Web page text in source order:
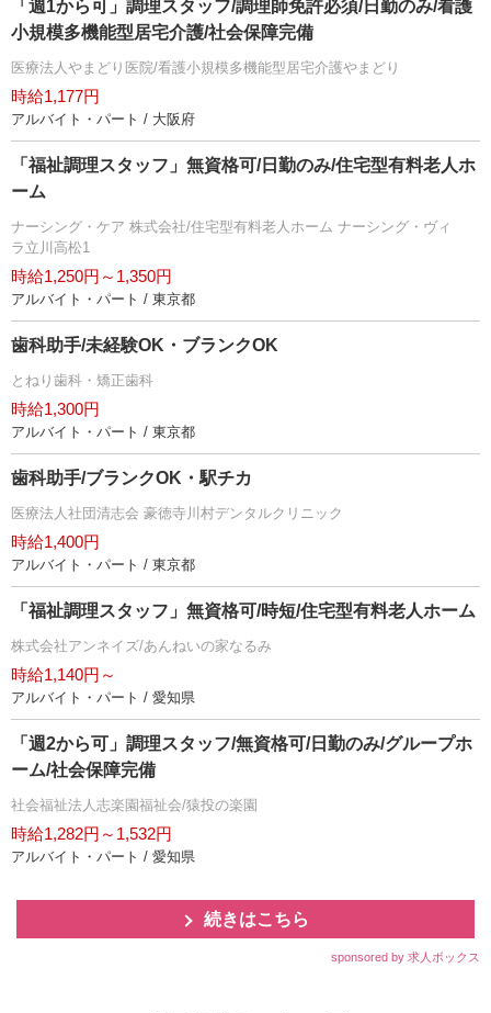
「週1から可」調理スタッフ/調理師免許必須/日勤のみ/看護
小規模多機能型居宅介護/社会保障完備
医療法人やまどり医院/看護小規模多機能型居宅介護やまどり
時給1,177円
アルバイト・パート / 大阪府
「福祉調理スタッフ」無資格可/日勤のみ/住宅型有料老人ホ
ーム
ナーシング・ケア 株式会社/住宅型有料老人ホーム ナーシング・ヴィ
ラ立川高松1
時給1,250円～1,350円
アルバイト・パート / 東京都
歯科助手/未経験OK・ブランクOK
とねり歯科・矯正歯科
時給1,300円
アルバイト・パート / 東京都
歯科助手/ブランクOK・駅チカ
医療法人社団清志会 豪徳寺川村デンタルクリニック
時給1,400円
アルバイト・パート / 東京都
「福祉調理スタッフ」無資格可/時短/住宅型有料老人ホーム
株式会社アンネイズ/あんねいの家なるみ
時給1,140円～
アルバイト・パート / 愛知県
「週2から可」調理スタッフ/無資格可/日勤のみ/グループホ
ーム/社会保障完備
社会福祉法人志楽園福祉会/猿投の楽園
時給1,282円～1,532円
アルバイト・パート / 愛知県
続きはこちら
sponsored by 求人ボックス